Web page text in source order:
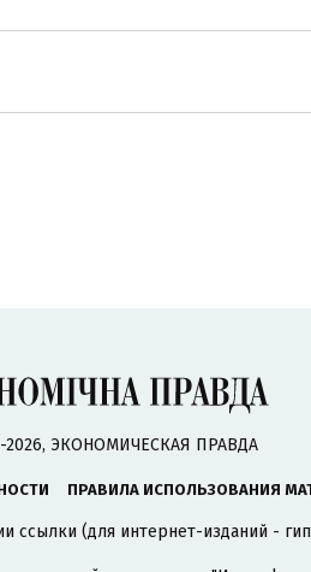
2026, ЭКОНОМИЧЕСКАЯ ПРАВДА
ПРАВИЛА ИСПОЛЬЗОВАНИЯ
ссылки (для интернет-изданий -